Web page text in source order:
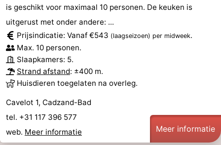
Contact
is geschikt voor maximaal 10 personen. De keuken is
uitgerust met onder andere: ...
Prijsindicatie: Vanaf €543 (laagseizoen) per midweek.
Max. 10 personen.
Slaapkamers: 5.
Strand afstand: ±400 m.
Huisdieren toegelaten na overleg.
Cavelot 1, Cadzand-Bad
tel. +31 117 396 577
web. Meer informatie Meer informatie